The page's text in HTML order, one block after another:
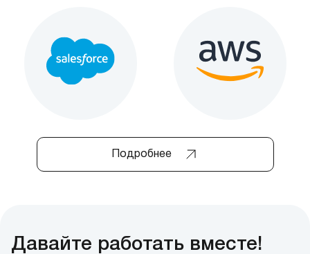
Подробнее
Давайте работать вместе!